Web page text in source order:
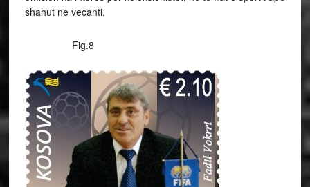
shahut ne vecanti.
Fig.8